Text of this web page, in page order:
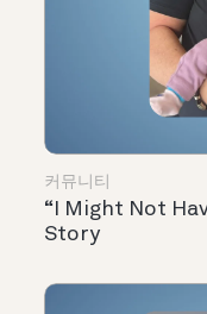
커뮤니티
“I Might Not
Story